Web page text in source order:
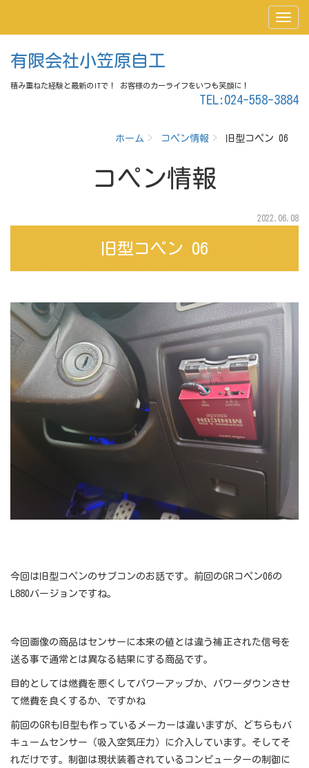
有限会社小笠原自工
積み重ねた経験と最新のITで！ お客様のカーライフをいつも笑顔に！
TEL:024-558-3884
ホーム コペン情報 旧型コペン 06
コペン情報
2022.06.08
旧型コペン 06
今回は旧型コペンのサブコンのお話です。前回のGRコペン06の
L880バージョンですね。
今回画像の商品はセンサーに本来の値とは違う補正された信号を
送る事で通常とは異なる結果にする商品です。
目的としては燃費を悪くしてパワーアップか、パワーダウンさせ
て燃費を良くするか、ですかね
前回のGRも旧型も作っているメーカーは違いますが、どちらもバ
キュームセンサー（吸入空気圧力）に介入しています。そしてそ
れだけです。制御は現状装着されているコンピューターの制御に